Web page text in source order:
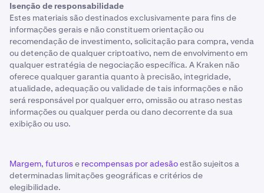
Isenção de responsabilidade
Estes materiais são destinados exclusivamente para fins de
informações gerais e não constituem orientação ou
recomendação de investimento, solicitação para compra, venda
ou detenção de qualquer criptoativo, nem de envolvimento em
qualquer estratégia de negociação específica. A Kraken não
oferece qualquer garantia quanto à precisão, integridade,
atualidade, adequação ou validade de tais informações e não
será responsável por qualquer erro, omissão ou atraso nestas
informações ou qualquer perda ou dano decorrente da sua
exibição ou uso.
Margem, futurose recompensas por adesãoestão sujeitos a
determinadas limitações geográficas e critérios de
elegibilidade.